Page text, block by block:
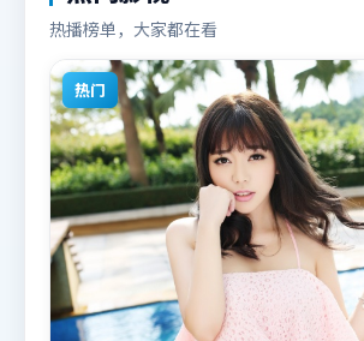
热播榜单，大家都在看
热门